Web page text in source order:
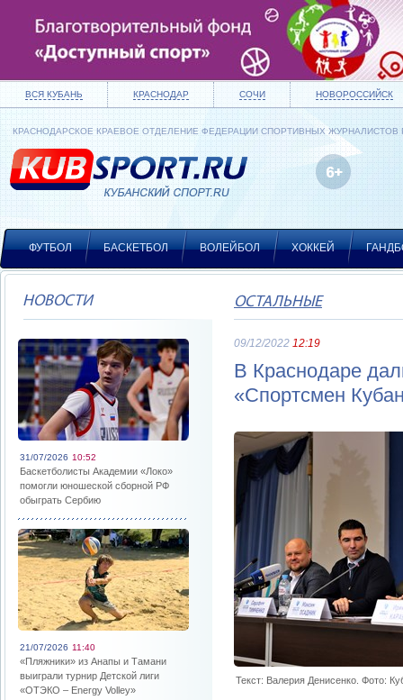
ВСЯ КУБАНЬ КРАСНОДАР СОЧИ НОВОРОССИЙСК
КРАСНОДАРСКОЕ КРАЕВОЕ ОТДЕЛЕНИЕ ФЕДЕРАЦИИ СПОРТИВНЫХ ЖУРНАЛИСТОВ
ФУТБОЛ БАСКЕТБОЛ ВОЛЕЙБОЛ ХОККЕЙ
НОВОСТИ
31/07/2026 10:52
Баскетболисты Академии «Локо»
помогли юношеской сборной РФ
обыграть Сербию
21/07/2026 11:40
«Пляжники» из Анапы и Тамани
выиграли турнир Детской лиги
«ОТЭКО – Energy Volley»
ОСТАЛЬНЫЕ
09/12/2022 12:19
В Краснодаре
«Спортсмен
Текст: Валерия Денисенко. Фото: